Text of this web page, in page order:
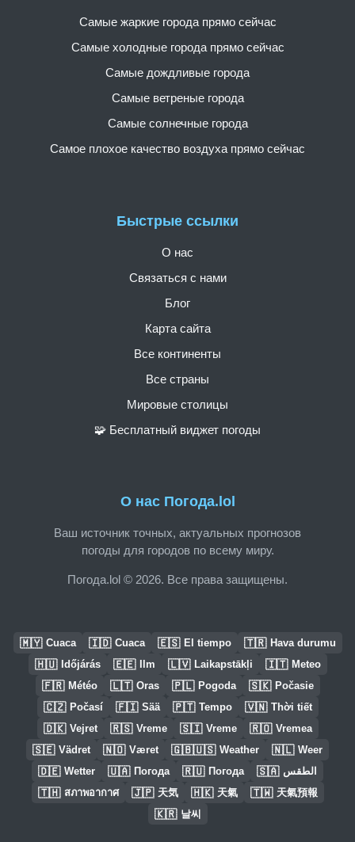
О нас Погода.lol
Ваш источник точных, актуальных прогнозов
погоды для городов по всему миру.
Погода.lol © 2026. Все права защищены.
Быстрые ссылки
О нас
Связаться с нами
Блог
Карта сайта
Все континенты
Все страны
Мировые столицы
🧩 Бесплатный виджет погоды
Самые жаркие города прямо сейчас
Самые холодные города прямо сейчас
Самые дождливые города
Самые ветреные города
Самые солнечные города
Самое плохое качество воздуха прямо сейчас
🇲🇾 Cuaca 🇮🇩 Cuaca 🇪🇸 El tiempo 🇹🇷 Hava durumu
🇭🇺 Időjárás 🇪🇪 Ilm 🇱🇻 Laikapstākļi 🇮🇹 Meteo
🇫🇷 Météo 🇱🇹 Oras 🇵🇱 Pogoda 🇸🇰 Počasie
🇨🇿 Počasí 🇫🇮 Sää 🇵🇹 Tempo 🇻🇳 Thời tiết
🇩🇰 Vejret 🇷🇸 Vreme 🇸🇮 Vreme 🇷🇴 Vremea
🇸🇪 Vädret 🇳🇴 Været 🇬🇧🇺🇸 Weather 🇳🇱 Weer
🇩🇪 Wetter 🇺🇦 Погода 🇷🇺 Погода 🇸🇦 الطقس
🇹🇭 สภาพอากาศ 🇯🇵 天気 🇭🇰 天氣 🇹🇼 天氣預報
🇰🇷 날씨